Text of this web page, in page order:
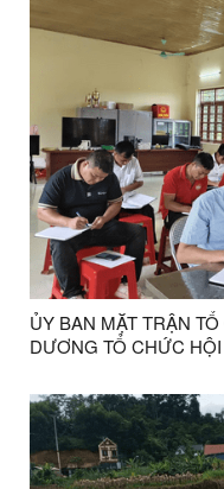
ỦY BAN MẶT TRẬN
DƯƠNG TỔ CHỨC